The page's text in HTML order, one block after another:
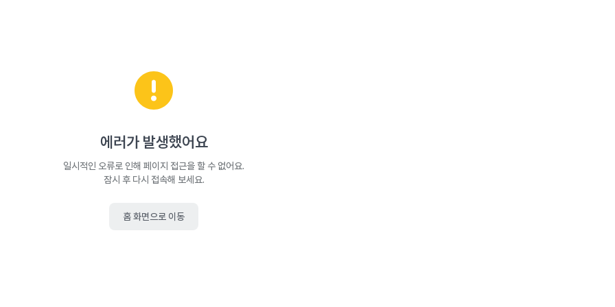
에러가 발생했어요
일시적인 오류로 인해 페이지 접근을 할 수 없어요.
잠시 후 다시 접속해 보세요.
홈 화면으로 이동